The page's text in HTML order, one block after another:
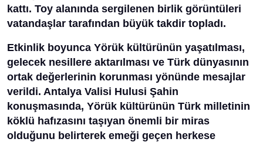
kattı. Toy alanında sergilenen birlik görüntüleri
vatandaşlar tarafından büyük takdir topladı.
Etkinlik boyunca Yörük kültürünün yaşatılması,
gelecek nesillere aktarılması ve Türk dünyasının
ortak değerlerinin korunması yönünde mesajlar
verildi. Antalya Valisi Hulusi Şahin
konuşmasında, Yörük kültürünün Türk milletinin
köklü hafızasını taşıyan önemli bir miras
olduğunu belirterek emeği geçen herkese